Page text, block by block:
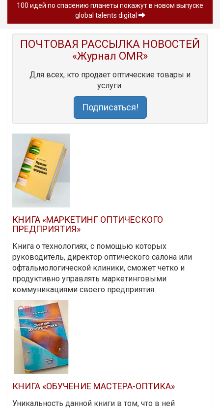
100 идей по спасению планеты покажут в новом выпуске
global talents digital
ПОЧТОВАЯ РАССЫЛКА НОВОСТЕЙ
«Журнал OMR»
Для всех, кто продает оптические товары и
услуги.
Подписаться!
КНИГА «МАРКЕТИНГ ОПТИЧЕСКОГО
ПРЕДПРИЯТИЯ»
Книга о технологиях, с помощью которых
руководитель, директор оптического салона или
офтальмологической клиники, сможет четко и
продуктивно управлять маркетинговыми
коммуникациями своего предприятия.
КНИГА «ОБУЧЕНИЕ МАСТЕРА-ОПТИКА»
Уникальность данной книги в том, что в ней